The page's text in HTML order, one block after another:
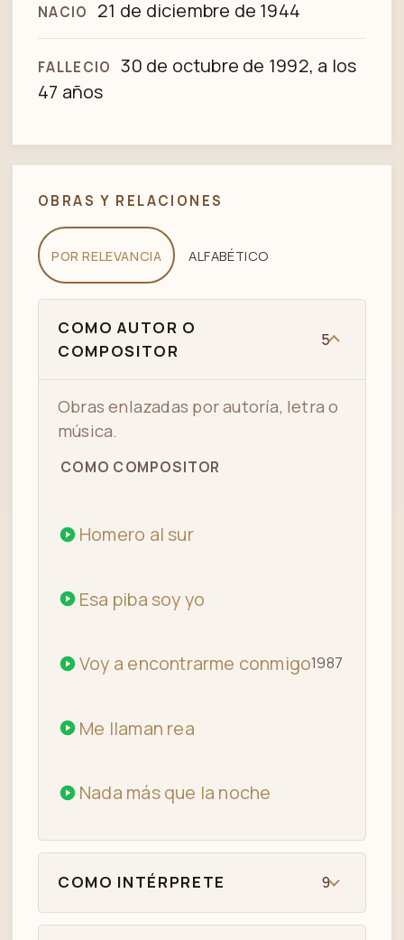
NACIO 21 de diciembre de 1944
FALLECIO
30 de octubre de 1992, a los
47 años
OBRAS Y RELACIONES
POR RELEVANCIA ALFABÉTICO
COMO AUTOR O
COMPOSITOR
5
Obras enlazadas por autoría, letra o
música.
COMO COMPOSITOR
Homero al sur
Esa piba soy yo
Voy a encontrarme conmigo1987
Me llaman rea
Nada más que la noche
COMO INTÉRPRETE 9